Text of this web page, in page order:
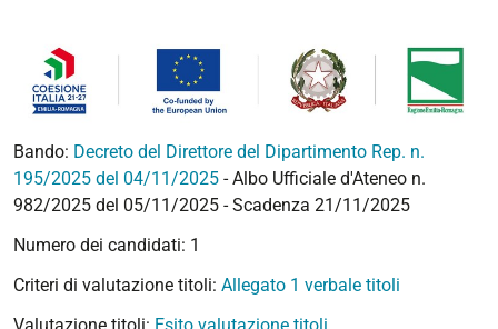
Bando: Decreto del Direttore del Dipartimento Rep. n.
195/2025 del 04/11/2025 - Albo Ufficiale d'Ateneo n.
982/2025 del 05/11/2025 - Scadenza 21/11/2025
Numero dei candidati: 1
Criteri di valutazione titoli: Allegato 1 verbale titoli